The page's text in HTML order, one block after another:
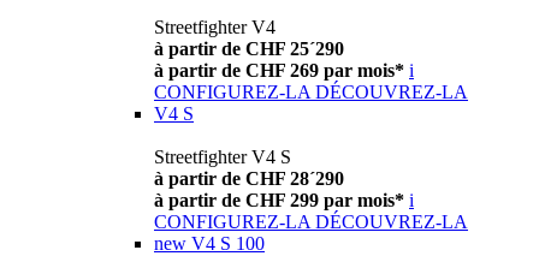
Streetfighter V4
à partir de CHF 25´290
à partir de CHF 269 par mois* i
CONFIGUREZ-LA DÉCOUVREZ-LA
V4 S
Streetfighter V4 S
à partir de CHF 28´290
à partir de CHF 299 par mois* i
CONFIGUREZ-LA DÉCOUVREZ-LA
new V4 S 100